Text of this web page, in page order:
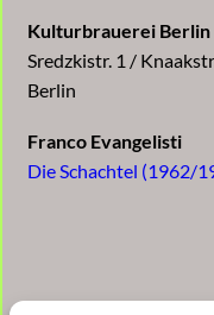
Kulturbrauerei Berlin
Sredzkistr. 1 /
Berlin
Franco Evangelisti
Die Schachtel (1962/